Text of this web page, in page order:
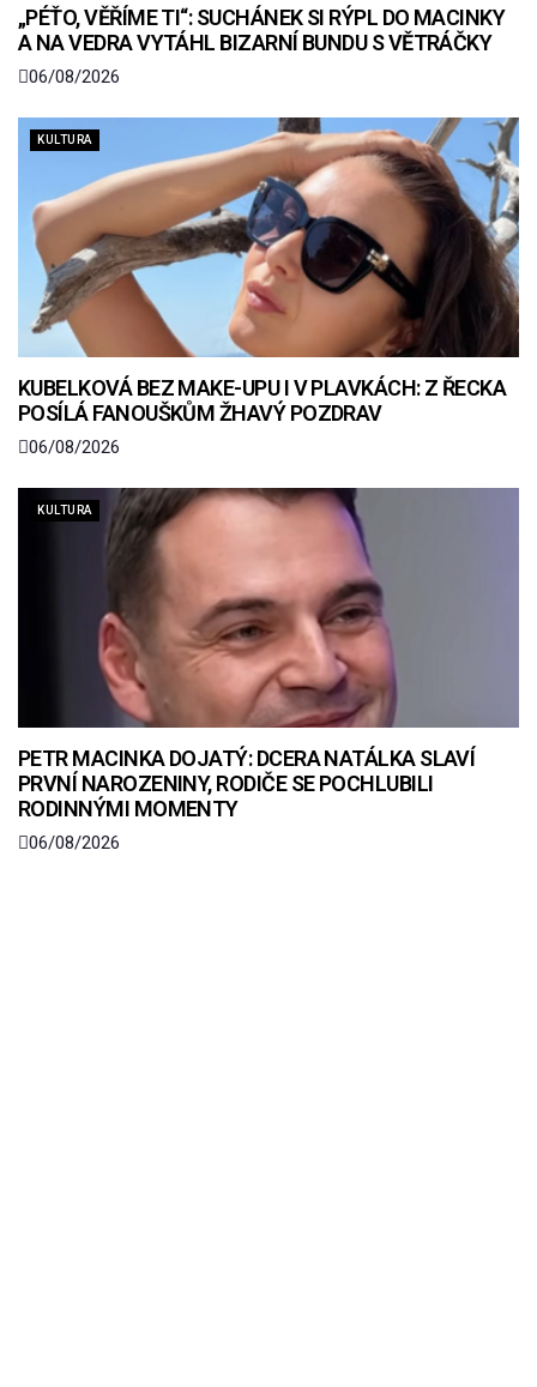
„PÉŤO, VĚŘÍME TI“: SUCHÁNEK SI RÝPL DO MACINKY
A NA VEDRA VYTÁHL BIZARNÍ BUNDU S VĚTRÁČKY
06/08/2026
KULTURA
KUBELKOVÁ BEZ MAKE-UPU I V PLAVKÁCH: Z ŘECKA
POSÍLÁ FANOUŠKŮM ŽHAVÝ POZDRAV
06/08/2026
KULTURA
PETR MACINKA DOJATÝ: DCERA NATÁLKA SLAVÍ
PRVNÍ NAROZENINY, RODIČE SE POCHLUBILI
RODINNÝMI MOMENTY
06/08/2026